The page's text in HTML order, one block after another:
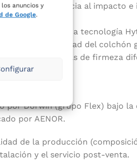
anuncios y
de Google.
de alta resistencia al impacto
a la exclusica tecnología
y total adaptabilidad del colchón
distintas zonas de firmeza
por Dorwin (grupo Flex) bajo la
por AENOR.
de la producción
y el servicio post-venta.